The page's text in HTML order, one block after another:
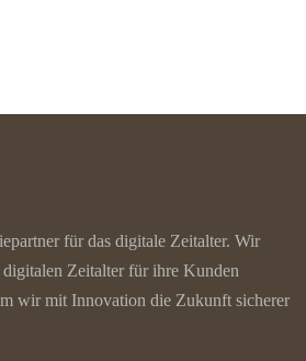
für das digitale Zeitalter. Wir
Zeitalter für ihre Kunden
wir mit Innovation die Zukunft sicherer